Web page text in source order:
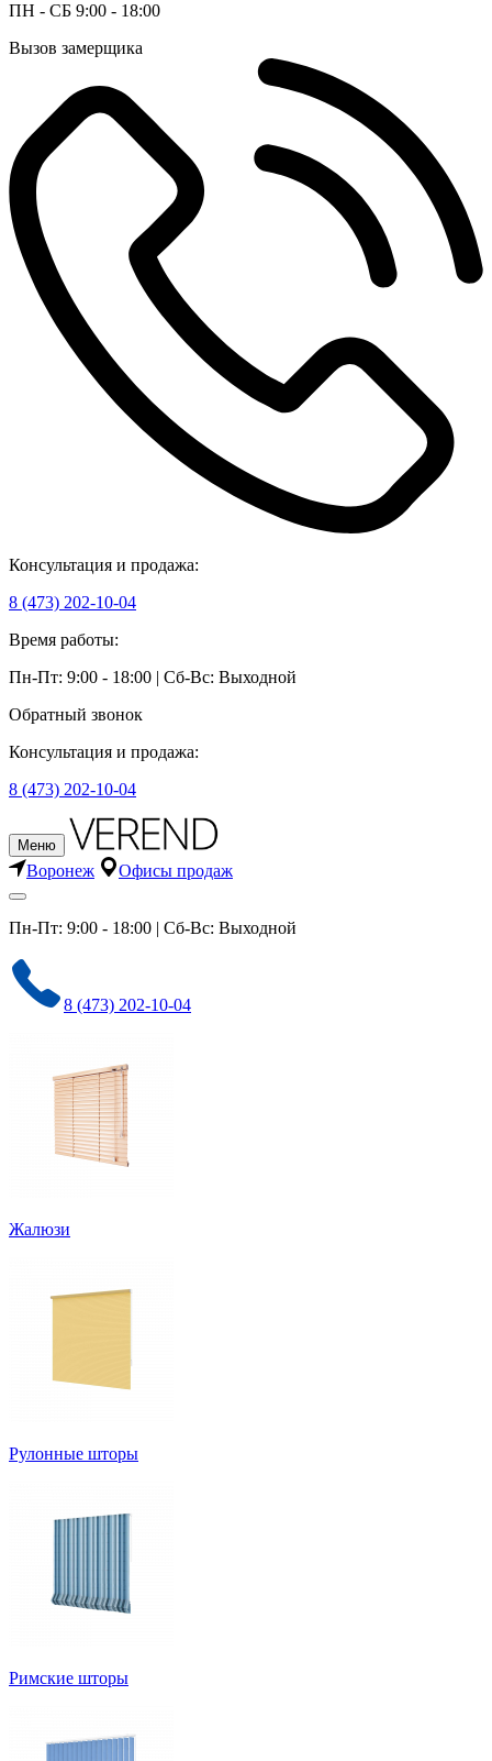
ПН - СБ 9:00 - 18:00
Вызов замерщика
Консультация и продажа:
8 (473) 202-10-04
Время работы:
Пн-Пт: 9:00 - 18:00 | Сб-Вс: Выходной
Обратный звонок
Консультация и продажа:
8 (473) 202-10-04
Меню
Воронеж Офисы продаж
Пн-Пт: 9:00 - 18:00 | Сб-Вс: Выходной
8 (473) 202-10-04
Жалюзи
Рулонные шторы
Римские шторы